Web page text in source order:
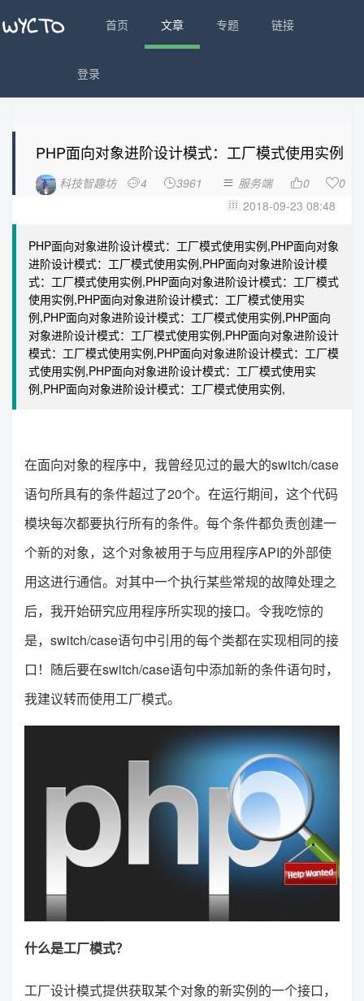
首页 文章 专题 链接
登录
PHP面向对象进阶设计模式：工厂模式使用实例
科技智趣坊 4 3961  服务端 0 0
 2018-09-23 08:48
PHP面向对象进阶设计模式：工厂模式使用实例,PHP面向对象
进阶设计模式：工厂模式使用实例,PHP面向对象进阶设计模
式：工厂模式使用实例,PHP面向对象进阶设计模式：工厂模式
使用实例,PHP面向对象进阶设计模式：工厂模式使用实
例,PHP面向对象进阶设计模式：工厂模式使用实例,PHP面向
对象进阶设计模式：工厂模式使用实例,PHP面向对象进阶设计
模式：工厂模式使用实例,PHP面向对象进阶设计模式：工厂模
式使用实例,PHP面向对象进阶设计模式：工厂模式使用实
例,PHP面向对象进阶设计模式：工厂模式使用实例,
在面向对象的程序中，我曾经见过的最大的switch/case
语句所具有的条件超过了20个。在运行期间，这个代码
模块每次都要执行所有的条件。每个条件都负责创建一
个新的对象，这个对象被用于与应用程序API的外部使
用这进行通信。对其中一个执行某些常规的故障处理之
后，我开始研究应用程序所实现的接口。令我吃惊的
是，switch/case语句中引用的每个类都在实现相同的接
口！随后要在switch/case语句中添加新的条件语句时，
我建议转而使用工厂模式。
什么是工厂模式？
工厂设计模式提供获取某个对象的新实例的一个接口，